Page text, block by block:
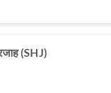
(SHJ)